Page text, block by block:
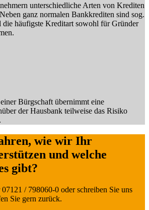
unterschiedliche Arten von Krediten
ganz normalen Bankkrediten sind sog.
häufigste Kreditart sowohl für Gründer
Bürgschaft übernimmt eine
der Hausbank teilweise das Risiko
wie wir Ihr
und welche
gibt?
/ 798060-0 oder schreiben Sie uns
Sie gern zurück.